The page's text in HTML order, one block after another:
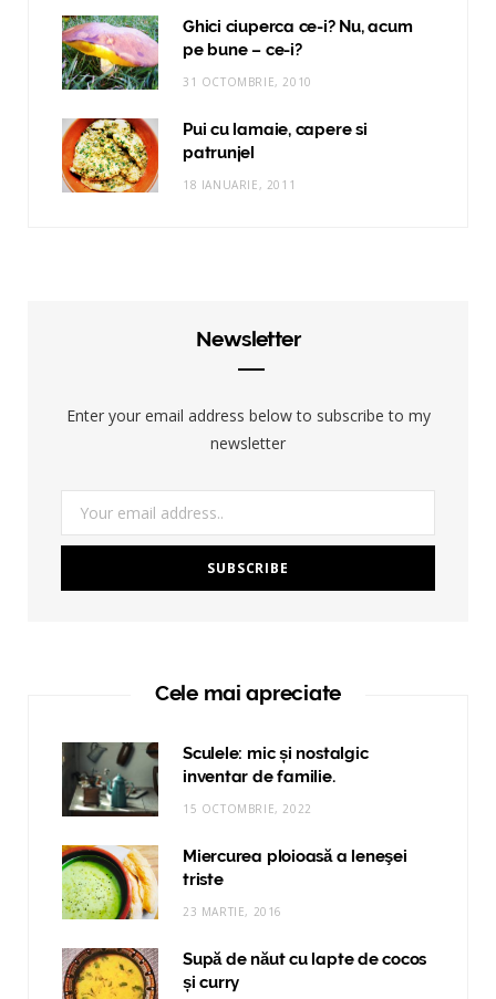
Ghici ciuperca ce-i? Nu, acum
pe bune – ce-i?
31 OCTOMBRIE, 2010
Pui cu lamaie, capere si
patrunjel
18 IANUARIE, 2011
Newsletter
Enter your email address below to subscribe to my
newsletter
Cele mai apreciate
Sculele: mic și nostalgic
inventar de familie.
15 OCTOMBRIE, 2022
Miercurea ploioasă a leneşei
triste
23 MARTIE, 2016
Supă de năut cu lapte de cocos
și curry